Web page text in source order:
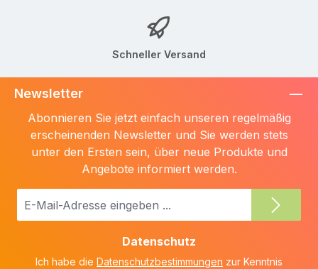
Schneller Versand
Newsletter
Abonnieren Sie jetzt einfach unseren regelmäßig
erscheinenden Newsletter und Sie werden stets
unter den Ersten sein, über neue Produkte und
Angebote informiert werden.
E-
Datenschutz
Ich habe die Datenschutzbestimmungen zur Kenntnis